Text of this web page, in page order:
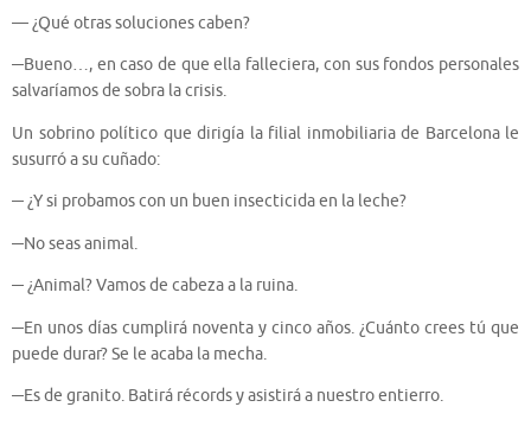
— ¿Qué otras soluciones caben?
─Bueno…, en caso de que ella falleciera, con sus fondos personales
salvaríamos de sobra la crisis.
Un sobrino político que dirigía la filial inmobiliaria de Barcelona le
susurró a su cuñado:
─ ¿Y si probamos con un buen insecticida en la leche?
─No seas animal.
─ ¿Animal? Vamos de cabeza a la ruina.
─En unos días cumplirá noventa y cinco años. ¿Cuánto crees tú que
puede durar? Se le acaba la mecha.
─Es de granito. Batirá récords y asistirá a nuestro entierro.